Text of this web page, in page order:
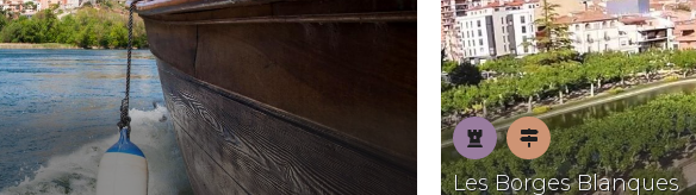
Patrimoni
Pobles
Les Borges Blanques